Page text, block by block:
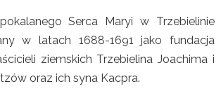
Serca Maryi w Trzebielinie
w latach 1688-1691 jako fundacja
ziemskich Trzebielina Joachima i
oraz ich syna Kacpra.